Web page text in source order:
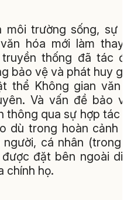
môi trường sống, sự
hóa mới làm
thống đã tác
bảo vệ và phát huy
thể Không gian văn
Và vấn đề bảo
thông qua sự hợp tác
dù trong hoàn cảnh
cá nhân (trong
đặt bên ngoài di
chính họ.